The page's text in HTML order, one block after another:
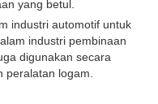
yang betul.
industri automotif untuk
industri pembinaan
digunakan secara
peralatan logam.